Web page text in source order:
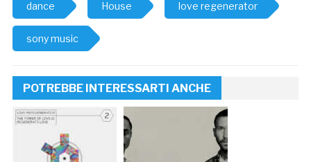
dance House love regenerator
sony music
POTREBBE INTERESSARTI ANCHE